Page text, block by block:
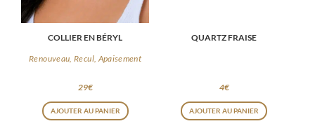
COLLIER EN BÉRYL
Renouveau, Recul, Apaisement
29€
AJOUTER AU PANIER
QUARTZ FRAISE
4€
AJOUTER AU PANIER